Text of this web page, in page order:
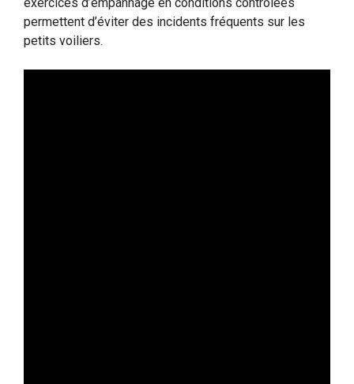
exercices d’empannage en conditions contrôlées
permettent d’éviter des incidents fréquents sur les
petits voiliers.